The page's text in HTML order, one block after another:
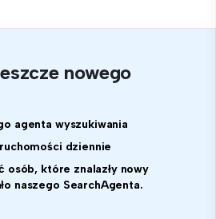
nowego
agenta wyszukiwania
dziennie
osób, które znalazły nowy
naszego SearchAgenta.